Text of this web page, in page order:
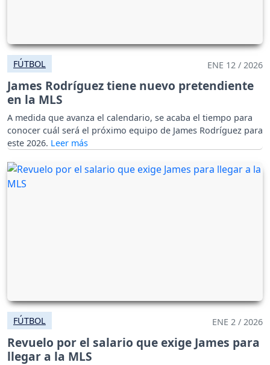
FÚTBOL ENE 12 / 2026
James Rodríguez tiene nuevo pretendiente
en la MLS
A medida que avanza el calendario, se acaba el tiempo para
conocer cuál será el próximo equipo de James Rodríguez para
este 2026.
FÚTBOL ENE 2 / 2026
Revuelo por el salario que exige James para
llegar a la MLS